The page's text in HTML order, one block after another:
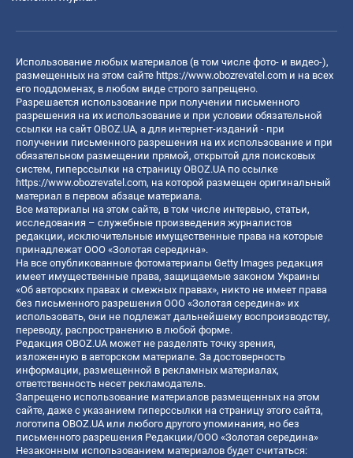
Использование любых материалов (в том числе фото- и видео-),
размещенных на этом сайте https://www.obozrevatel.com и на всех
его поддоменах, в любом виде строго запрещено.
Разрешается использование при получении письменного
разрешения на их использование и при условии обязательной
ссылки на сайт OBOZ.UA, а для интернет-изданий - при
получении письменного разрешения на их использование и при
обязательном размещении прямой, открытой для поисковых
систем, гиперссылки на страницу OBOZ.UA по ссылке
https://www.obozrevatel.com, на которой размещен оригинальный
материал в первом абзаце материала.
Все материалы на этом сайте, в том числе интервью, статьи,
исследования – служебные произведения журналистов
редакции, исключительные имущественные права на которые
принадлежат ООО «Золотая середина».
На все опубликованные фотоматериалы Getty Images редакция
имеет имущественные права, защищаемые законом Украины
«Об авторских правах и смежных правах», никто не имеет права
без письменного разрешения ООО «Золотая середина» их
использовать, они не подлежат дальнейшему воспроизводству,
переводу, распространению в любой форме.
Редакция OBOZ.UA может не разделять точку зрения,
изложенную в авторском материале. За достоверность
информации, размещенной в рекламных материалах,
ответственность несет рекламодатель.
Запрещено использование материалов размещенных на этом
сайте, даже с указанием гиперссылки на страницу этого сайта,
логотипа OBOZ.UA или любого другого упоминания, но без
письменного разрешения Редакции/ООО «Золотая середина»
Незаконным использованием материалов будет считаться: